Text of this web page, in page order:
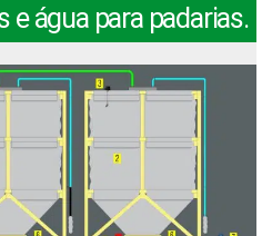
e água para padarias.